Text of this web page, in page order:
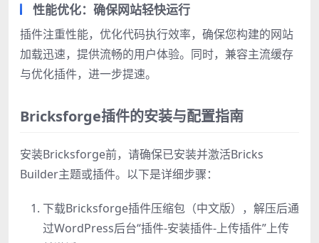
性能优化：确保网站轻快运行
插件注重性能，优化代码执行效率，确保您构建的网站
加载迅速，提供流畅的用户体验。同时，兼容主流缓存
与优化插件，进一步提速。
Bricksforge插件的安装与配置指南
安装Bricksforge前，请确保已安装并激活Bricks
Builder主题或插件。以下是详细步骤：
下载Bricksforge插件压缩包（中文版），解压后通
过WordPress后台“插件-安装插件-上传插件”上传